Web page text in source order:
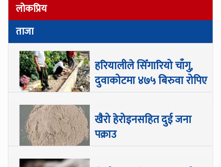
लोकप्रिय
ताजा
हरियालीले सिँगारियो चाँगु,
दुवाकोटमा ४७५ बिरुवा रोपिए
खैरो हेरोइनसहित दुई जना
पक्राउ